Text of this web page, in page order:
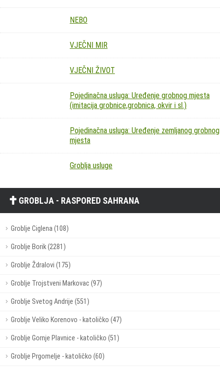
NEBO
VJEČNI MIR
VJEČNI ŽIVOT
Pojedinačna usluga: Uređenje grobnog mjesta
(imitacija grobnice,grobnica, okvir i sl.)
Pojedinačna usluga: Uređenje zemljanog grobnog
mjesta
Groblja usluge
GROBLJA - RASPORED SAHRANA
Groblje Ciglena (108)
Groblje Borik (2281)
Groblje Ždralovi (175)
Groblje Trojstveni Markovac (97)
Groblje Svetog Andrije (551)
Groblje Veliko Korenovo - katoličko (47)
Groblje Gornje Plavnice - katoličko (51)
Groblje Prgomelje - katoličko (60)